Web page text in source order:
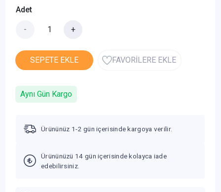
Adet
- +
SEPETE EKLE FAVORİLERE EKLE
Aynı Gün Kargo
Ürününüz 1-2 gün içerisinde kargoya verilir.
Ürününüzü 14 gün içerisinde kolayca iade
edebilirsiniz.